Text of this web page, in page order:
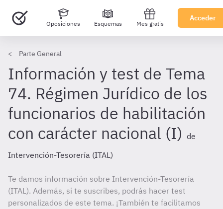
Oposiciones Esquemas Mes gratis
Acceder
Parte General
Información y test de Tema
74. Régimen Jurídico de los
funcionarios de habilitación
con carácter nacional (I) de
Intervención-Tesorería (ITAL)
Te damos información sobre Intervención-Tesorería
(ITAL). Además, si te suscribes, podrás hacer test
personalizados de este tema. ¡También te facilitamos